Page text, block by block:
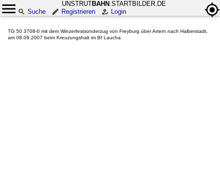
UNSTRUTBAHN .STARTBILDER.DE
Suche
Registrieren Login
TG 50 3708-0 mit dem Winzerfestsonderzug von Freyburg über Artern nach Halberstadt,
am 08.09.2007 beim Kreuzungshalt im Bf Laucha